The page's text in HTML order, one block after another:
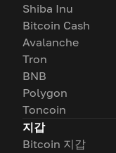
Shiba Inu
Bitcoin Cash
Avalanche
Tron
BNB
Polygon
Toncoin
지갑
Bitcoin 지갑